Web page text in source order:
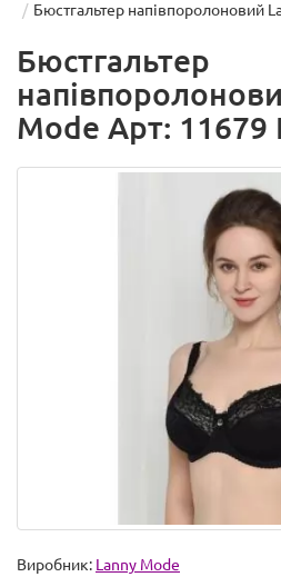
Бюстгальтер напівпоролоновий
Бюстгальтер
Mode Арт: 11679
Виробник: Lanny Mode